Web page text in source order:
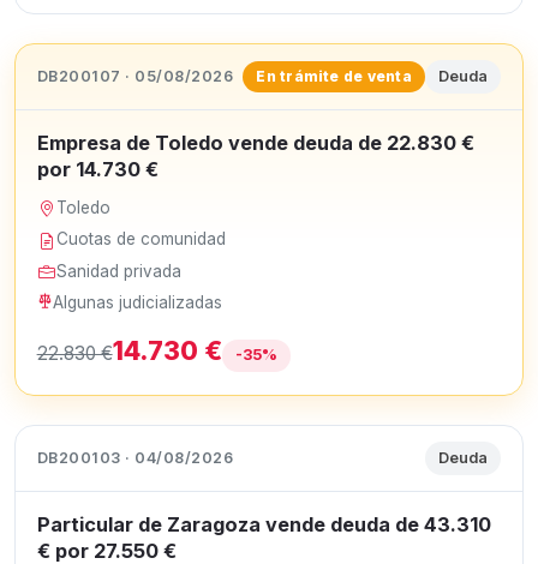
DB200107 · 05/08/2026 En trámite de venta Deuda
Empresa de Toledo vende deuda de 22.830 €
por 14.730 €
Toledo
Cuotas de comunidad
Sanidad privada
Algunas judicializadas
22.830 €14.730 € -35%
DB200103 · 04/08/2026 Deuda
Particular de Zaragoza vende deuda de 43.310
€ por 27.550 €